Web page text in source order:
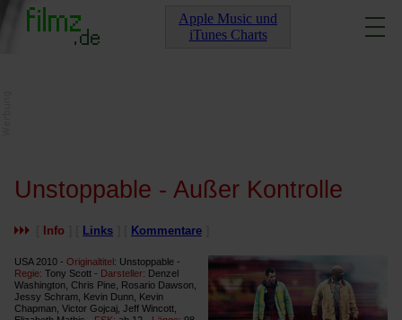
Apple Music und
iTunes Charts
Unstoppable - Außer Kontrolle
Info Links Kommentare
USA 2010 - Originaltitel: Unstoppable -
Regie: Tony Scott - Darsteller: Denzel
Washington, Chris Pine, Rosario Dawson,
Jessy Schram, Kevin Dunn, Kevin
Chapman, Victor Gojcaj, Jeff Wincott,